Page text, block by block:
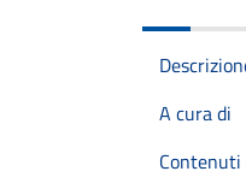
A cura di